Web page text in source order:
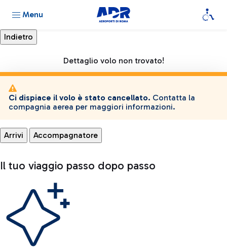
Menu
Dettaglio volo non trovato!
Ci dispiace il volo è stato cancellato. Contatta la
compagnia aerea per maggiori informazioni.
Arrivi Accompagnatore
Il tuo viaggio passo dopo passo